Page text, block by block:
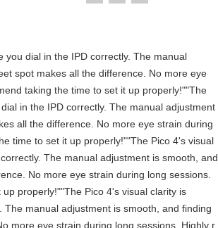
you dial in the IPD correctly. The manual
spot makes all the difference. No more eye
taking the time to set it up properly!""The
in the IPD correctly. The manual adjustment
all the difference. No more eye strain during
time to set it up properly!""The Pico 4's visual
The manual adjustment is smooth, and
No more eye strain during long sessions.
properly!""The Pico 4's visual clarity is
manual adjustment is smooth, and finding
more eye strain during long sessions. Highly r